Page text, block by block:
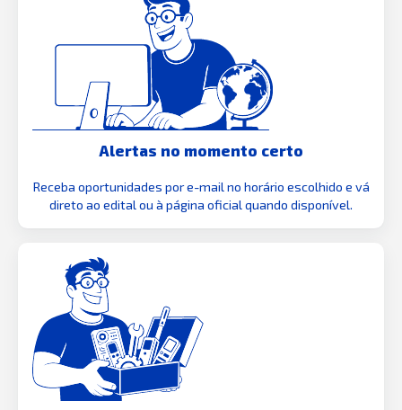
Alertas no momento certo
Receba oportunidades por e-mail no horário escolhido e vá
direto ao edital ou à página oficial quando disponível.